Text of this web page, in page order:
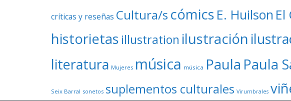
críticas y reseñas Cultura/s cómics E. Huilson El
historietas illustration ilustración
literatura Mujeres música música Paula Paula
Seix Barral sonetos suplementos culturales Virumbrales